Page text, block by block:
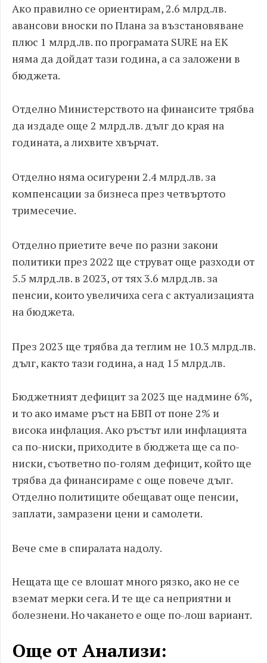
Ако правилно се ориентирам, 2.6 млрд.лв.
авансови вноски по Плана за възстановяване
плюс 1 млрд.лв. по програмата SURE на ЕК
няма да дойдат тази година, а са заложени в
бюджета.
Отделно Министерството на финансите трябва
да издаде още 2 млрд.лв. дълг до края на
годината, а лихвите хвърчат.
Отделно няма осигурени 2.4 млрд.лв. за
компенсации за бизнеса през четвъртото
тримесечие.
Отделно приетите вече по разни закони
политики през 2022 ще струват още разходи от
5.5 млрд.лв. в 2023, от тях 3.6 млрд.лв. за
пенсии, които увеличиха сега с актуализацията
на бюджета.
През 2023 ще трябва да теглим не 10.3 млрд.лв.
дълг, както тази година, а над 15 млрд.лв.
Бюджетният дефицит за 2023 ще надмине 6%,
и то ако имаме ръст на БВП от поне 2% и
висока инфлация. Ако ръстът или инфлацията
са по-ниски, приходите в бюджета ще са по-
ниски, съответно по-голям дефицит, който ще
трябва да финансираме с още повече дълг.
Отделно политиците обещават още пенсии,
заплати, замразени цени и самолети.
Вече сме в спиралата надолу.
Нещата ще се влошат много рязко, ако не се
вземат мерки сега. И те ще са неприятни и
болезнени. Но чакането е още по-лош вариант.
Още от Анализи: